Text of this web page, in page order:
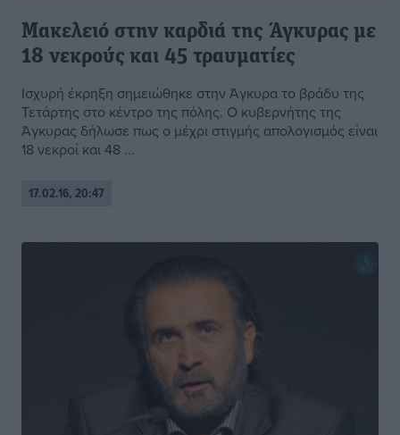
Μακελειό στην καρδιά της Άγκυρας με
18 νεκρούς και 45 τραυματίες
Ισχυρή έκρηξη σημειώθηκε στην Άγκυρα το βράδυ της
Τετάρτης στο κέντρο της πόλης. Ο κυβερνήτης της
Άγκυρας δήλωσε πως ο μέχρι στιγμής απολογισμός είναι
18 νεκροί και 48 ...
17.02.16, 20:47